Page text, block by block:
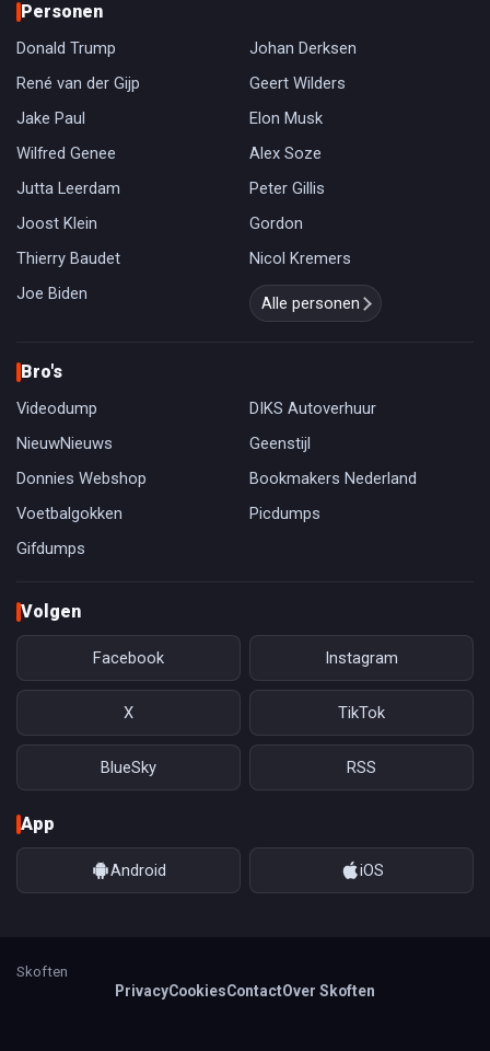
Personen
Donald Trump
Johan Derksen
René van der Gijp
Geert Wilders
Jake Paul
Elon Musk
Wilfred Genee
Alex Soze
Jutta Leerdam
Peter Gillis
Joost Klein
Gordon
Thierry Baudet
Nicol Kremers
Joe Biden
Alle personen
Bro's
Videodump
DIKS Autoverhuur
NieuwNieuws
Geenstijl
Donnies Webshop
Bookmakers Nederland
Voetbalgokken
Picdumps
Gifdumps
Volgen
Facebook Instagram
X TikTok
BlueSky RSS
App
Android iOS
Skoften
PrivacyCookiesContactOver Skoften